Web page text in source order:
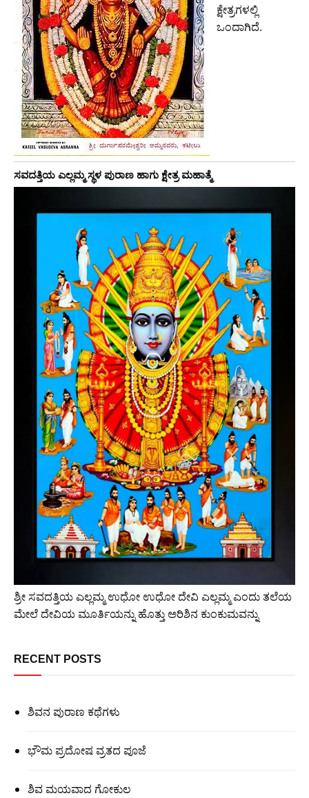
ಕ್ಷೇತ್ರಗಳಲ್ಲಿ
ಒಂದಾಗಿದೆ.
ಸವದತ್ತಿಯ ಎಲ್ಲಮ್ಮ ಸ್ಥಳ ಪುರಾಣ ಹಾಗು ಕ್ಷೇತ್ರ ಮಹಾತ್ಮೆ
ಶ್ರೀ ಸವದತ್ತಿಯ ಎಲ್ಲಮ್ಮ ಉಧೋ ಉಧೋ ದೇವಿ ಎಲ್ಲಮ್ಮ ಎಂದು ತಲೆಯ
ಮೇಲೆ ದೇವಿಯ ಮೂರ್ತಿಯನ್ನು ಹೊತ್ತು ಅರಿಶಿನ ಕುಂಕುಮವನ್ನು
RECENT POSTS
ಶಿವನ ಪುರಾಣ ಕಥೆಗಳು
ಭೌಮ ಪ್ರದೋಷ ವ್ರತದ ಪೂಜೆ
ಶಿವ ಮಯವಾದ ಗೋಕುಲ